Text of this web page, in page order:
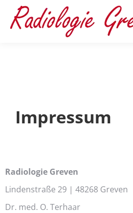
Impressum
Radiologie Greven
Lindenstraße 29 | 48268 Greven
Dr. med. O. Terhaar